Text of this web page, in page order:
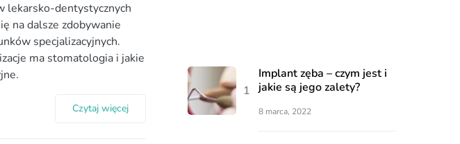
lekarsko-dentystycznych
na dalsze zdobywanie
specjalizacyjnych.
ma stomatologia i jakie
Czytaj więcej
Implant zęba – czym jest i
jakie są jego zalety?
8 marca, 2022